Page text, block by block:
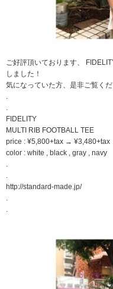
ご好評頂いております、
しました！
気になっていた方、是非ご覧くだ
FIDELITY
MULTI RIB FOOTBALL TEE
price : ¥5,800+tax → ¥3,480+tax
color : white , black , gray , navy
http://standard-made.jp/